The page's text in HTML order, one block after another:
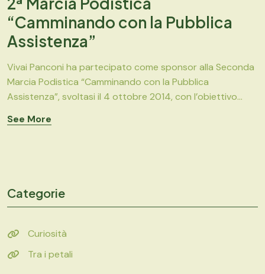
“Camminando con la Pubblica
Assistenza”
Vivai Panconi ha partecipato come sponsor alla Seconda
Marcia Podistica “Camminando con la Pubblica
Assistenza”, svoltasi il 4 ottobre 2014, con l’obiettivo...
See More
Categorie
Curiosità
Tra i petali